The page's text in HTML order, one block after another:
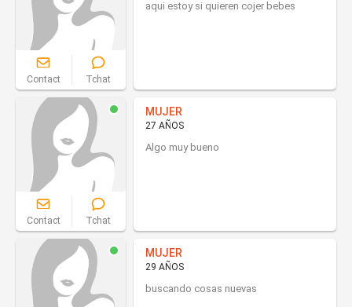
Contact Tchat
aqui estoy si quieren cojer bebes
Contact Tchat
MUJER
27 AÑOS
Algo muy bueno
MUJER
29 AÑOS
buscando cosas nuevas